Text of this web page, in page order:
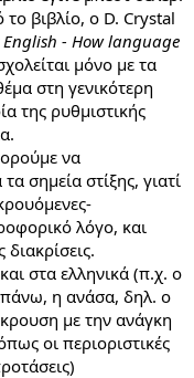
βιβλίο, ο D. Crystal
- How language
μόνο με τα
στη γενικότερη
της ρυθμιστικής
να
σημεία στίξης, γιατί
λόγο, και
στα ελληνικά (π.χ. ο
η ανάσα, δηλ. ο
με την ανάγκη
οι περιοριστικές